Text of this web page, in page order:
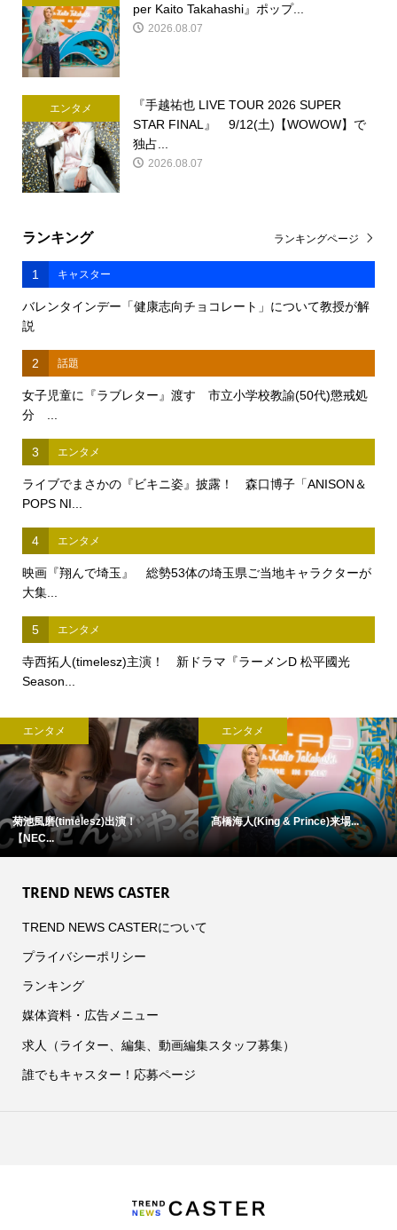
per Kaito Takahashi』ポップ...
2026.08.07
エンタメ
『手越祐也 LIVE TOUR 2026 SUPER
STAR FINAL』 9/12(土)【WOWOW】で
独占...
2026.08.07
ランキング
1 キャスター
バレンタインデー「健康志向チョコレート」について教授が解
説
2 話題
女子児童に『ラブレター』渡す 市立小学校教諭(50代)懲戒処
分 ...
3 エンタメ
ライブでまさかの『ビキニ姿』披露！ 森口博子「ANISON＆
POPS NI...
4 エンタメ
映画『翔んで埼玉』 総勢53体の埼玉県ご当地キャラクターが
大集...
5 エンタメ
寺西拓人(timelesz)主演！ 新ドラマ『ラーメンD 松平國光
Season...
ランキングページ
エンタメ
菊池風磨(timelesz)出演！
【NEC...
エンタメ
髙橋海人(King & Prince)来場...
TREND NEWS CASTER
TREND NEWS CASTERについて
プライバシーポリシー
ランキング
媒体資料・広告メニュー
求人（ライター、編集、動画編集スタッフ募集）
誰でもキャスター！応募ページ